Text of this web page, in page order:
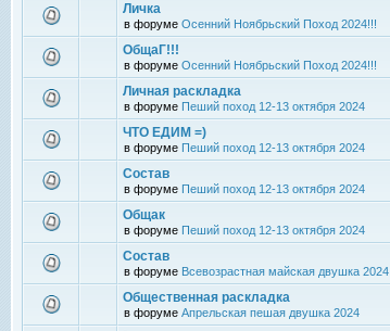
Личка
в форуме Осенний Ноябрьский Поход 2024!!!
ОбщаГ!!!
в форуме Осенний Ноябрьский Поход 2024!!!
Личная раскладка
в форуме Пеший поход 12-13 октября 2024
ЧТО ЕДИМ =)
в форуме Пеший поход 12-13 октября 2024
Состав
в форуме Пеший поход 12-13 октября 2024
Общак
в форуме Пеший поход 12-13 октября 2024
Состав
в форуме Всевозрастная майская двушка 2024
Общественная раскладка
в форуме Апрельская пешая двушка 2024